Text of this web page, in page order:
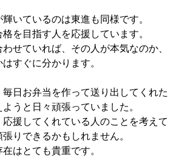
いているのは東進も同様です。
を目指す人を応援しています。
せていれば、その人が本気なのか、
すぐに分かります。
日お弁当を作って送り出してくれた
うと日々頑張っていました。
援してくれている人のことを考えて
りできるかもしれません。
はとても貴重です。